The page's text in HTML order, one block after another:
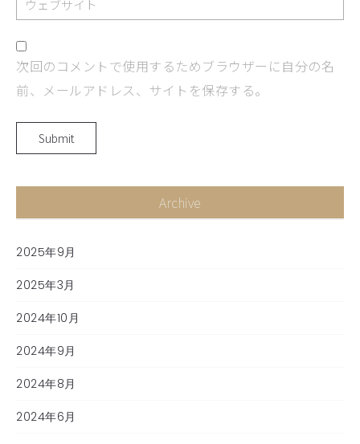
次回のコメントで使用するためブラウザーに自分の名
前、メールアドレス、サイトを保存する。
Archive
2025年9月
2025年3月
2024年10月
2024年9月
2024年8月
2024年6月